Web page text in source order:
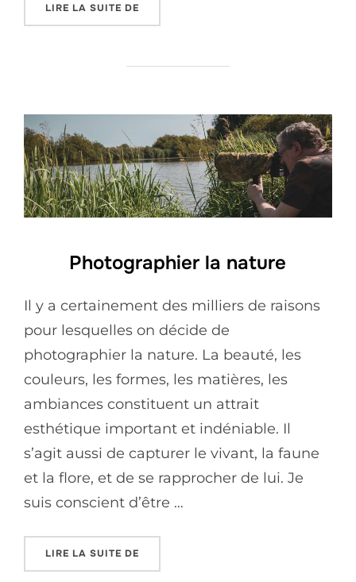
LIRE LA SUITE DE
Photographier la nature
Il y a certainement des milliers de raisons
pour lesquelles on décide de
photographier la nature. La beauté, les
couleurs, les formes, les matières, les
ambiances constituent un attrait
esthétique important et indéniable. Il
s’agit aussi de capturer le vivant, la faune
et la flore, et de se rapprocher de lui. Je
suis conscient d’être …
LIRE LA SUITE DE